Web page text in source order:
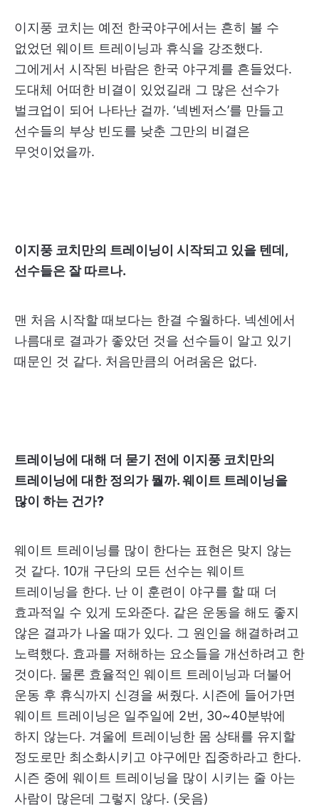
이지풍 코치는 예전 한국야구에서는 흔히 볼 수
없었던 웨이트 트레이닝과 휴식을 강조했다.
그에게서 시작된 바람은 한국 야구계를 흔들었다.
도대체 어떠한 비결이 있었길래 그 많은 선수가
벌크업이 되어 나타난 걸까. ‘넥벤저스’를 만들고
선수들의 부상 빈도를 낮춘 그만의 비결은
무엇이었을까.
이지풍 코치만의 트레이닝이 시작되고 있을 텐데,
선수들은 잘 따르나.
맨 처음 시작할 때보다는 한결 수월하다. 넥센에서
나름대로 결과가 좋았던 것을 선수들이 알고 있기
때문인 것 같다. 처음만큼의 어려움은 없다.
트레이닝에 대해 더 묻기 전에 이지풍 코치만의
트레이닝에 대한 정의가 뭘까. 웨이트 트레이닝을
많이 하는 건가?
웨이트 트레이닝를 많이 한다는 표현은 맞지 않는
것 같다. 10개 구단의 모든 선수는 웨이트
트레이닝을 한다. 난 이 훈련이 야구를 할 때 더
효과적일 수 있게 도와준다. 같은 운동을 해도 좋지
않은 결과가 나올 때가 있다. 그 원인을 해결하려고
노력했다. 효과를 저해하는 요소들을 개선하려고 한
것이다. 물론 효율적인 웨이트 트레이닝과 더불어
운동 후 휴식까지 신경을 써줬다. 시즌에 들어가면
웨이트 트레이닝은 일주일에 2번, 30~40분밖에
하지 않는다. 겨울에 트레이닝한 몸 상태를 유지할
정도로만 최소화시키고 야구에만 집중하라고 한다.
시즌 중에 웨이트 트레이닝을 많이 시키는 줄 아는
사람이 많은데 그렇지 않다. (웃음)